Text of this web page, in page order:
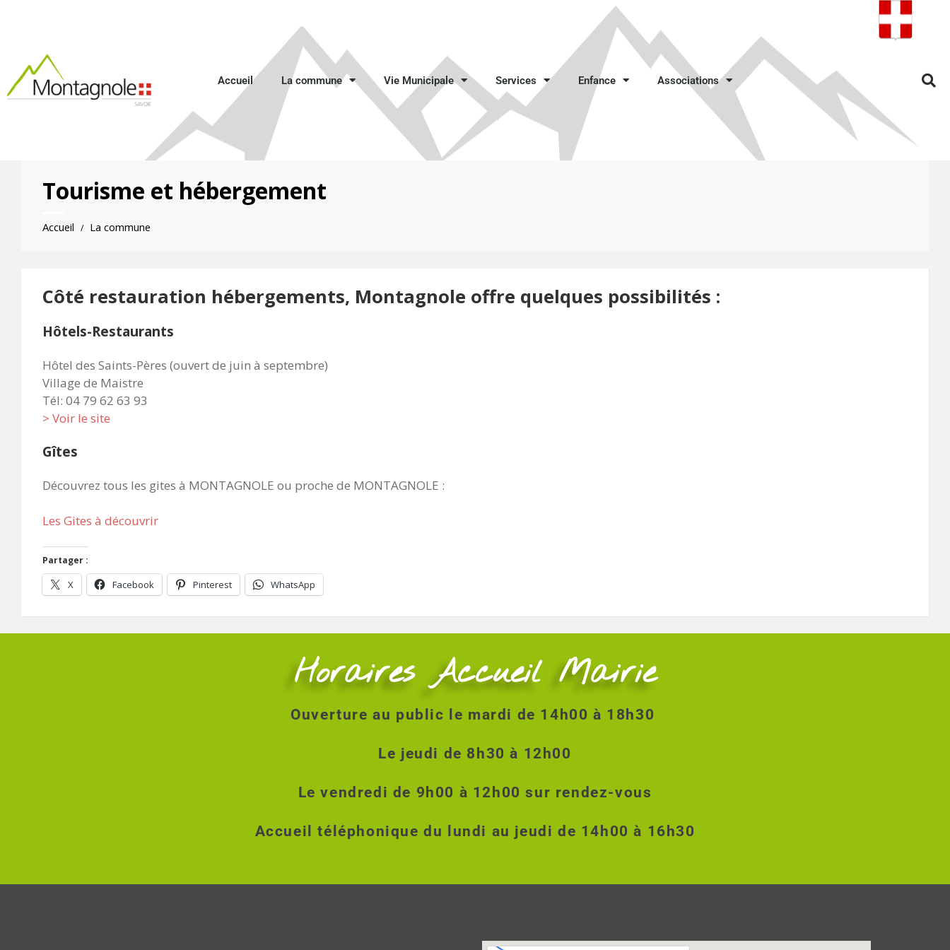
Accueil La commune Vie Municipale Services Enfance Associations
Tourisme et hébergement
Accueil / La commune
Côté restauration hébergements, Montagnole offre quelques possibilités :
Hôtels-Restaurants
Hôtel des Saints-Pères (ouvert de juin à septembre)
Village de Maistre
Tél: 04 79 62 63 93
> Voir le site
Gîtes
Découvrez tous les gites à MONTAGNOLE ou proche de MONTAGNOLE :
Les Gites à découvrir
Partager :
X Facebook Pinterest WhatsApp
Horaires Accueil Mairie
Ouverture au public le mardi de 14h00 à 18h30
Le jeudi de 8h30 à 12h00
Le vendredi de 9h00 à 12h00 sur rendez-vous
Accueil téléphonique du lundi au jeudi de 14h00 à 16h30